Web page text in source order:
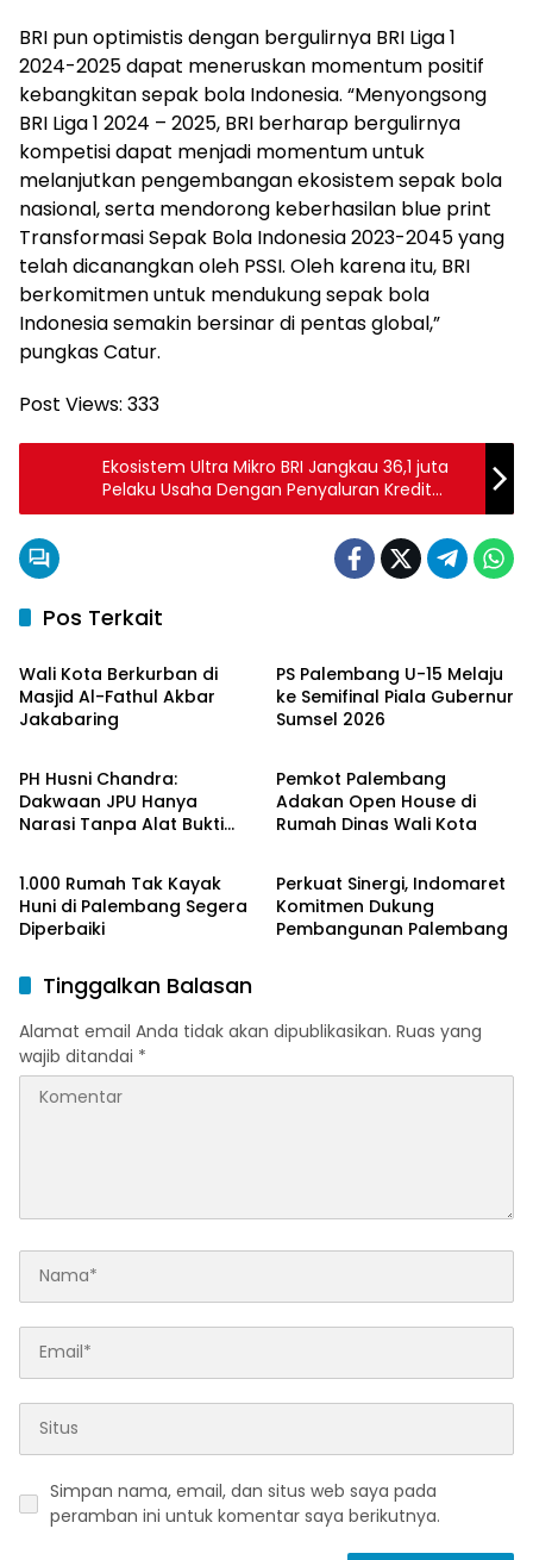
BRI pun optimistis dengan bergulirnya BRI Liga 1
2024-2025 dapat meneruskan momentum positif
kebangkitan sepak bola Indonesia. “Menyongsong
BRI Liga 1 2024 – 2025, BRI berharap bergulirnya
kompetisi dapat menjadi momentum untuk
melanjutkan pengembangan ekosistem sepak bola
nasional, serta mendorong keberhasilan blue print
Transformasi Sepak Bola Indonesia 2023-2045 yang
telah dicanangkan oleh PSSI. Oleh karena itu, BRI
berkomitmen untuk mendukung sepak bola
Indonesia semakin bersinar di pentas global,”
pungkas Catur.
Post Views: 333
Ekosistem Ultra Mikro BRI Jangkau 36,1 juta
Pelaku Usaha Dengan Penyaluran Kredit
Mencapai Rp622,3 triliun
Pos Terkait
Ekonomi & Bisnis
Wali Kota Berkurban di
Masjid Al-Fathul Akbar
Jakabaring
PS Palembang U-15 Melaju
ke Semifinal Piala Gubernur
Sumsel 2026
Ekonomi & Bisnis
PH Husni Chandra:
Dakwaan JPU Hanya
Narasi Tanpa Alat Bukti
Ekonomi & Bisnis
Pemkot Palembang
Adakan Open House di
Rumah Dinas Wali Kota
Ekonomi & Bisnis
1.000 Rumah Tak Kayak
Huni di Palembang Segera
Diperbaiki
Ekonomi & Bisnis
Perkuat Sinergi, Indomaret
Komitmen Dukung
Pembangunan Palembang
Tinggalkan Balasan
Alamat email Anda tidak akan dipublikasikan. Ruas yang
wajib ditandai *
Simpan nama, email, dan situs web saya pada
peramban ini untuk komentar saya berikutnya.